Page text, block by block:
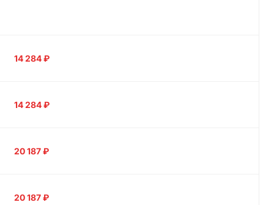
14 284₽
14 284₽
20 187₽
20 187₽